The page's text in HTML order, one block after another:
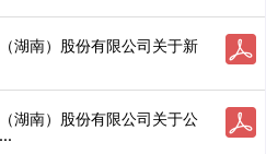
湖南）股份有限公司关于新
湖南）股份有限公司关于公